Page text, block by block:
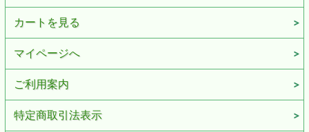
カートを見る
マイページへ
ご利用案内
特定商取引法表示